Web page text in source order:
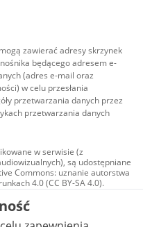
zawierać adresy skrzynek
będącego adresem e-
(adres e-mail oraz
w celu przesłania
przetwarzania danych przez
przetwarzania danych
w serwisie (z
są udostępniane
Commons: uznanie autorstwa
4.0 (CC BY-SA 4.0).
w tym zdjęcia, materiały
na licencji typu
autorstwa użycie